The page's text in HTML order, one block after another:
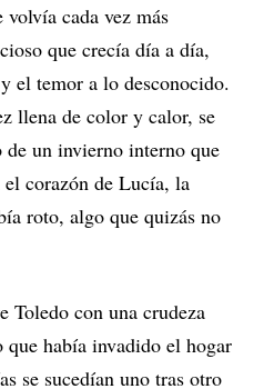
cada vez más
que crecía día a día,
el temor a lo desconocido.
llena de color y calor, se
un invierno interno que
corazón de Lucía, la
roto, algo que quizás no
Toledo con una crudeza
había invadido el hogar
se sucedían uno tras otro